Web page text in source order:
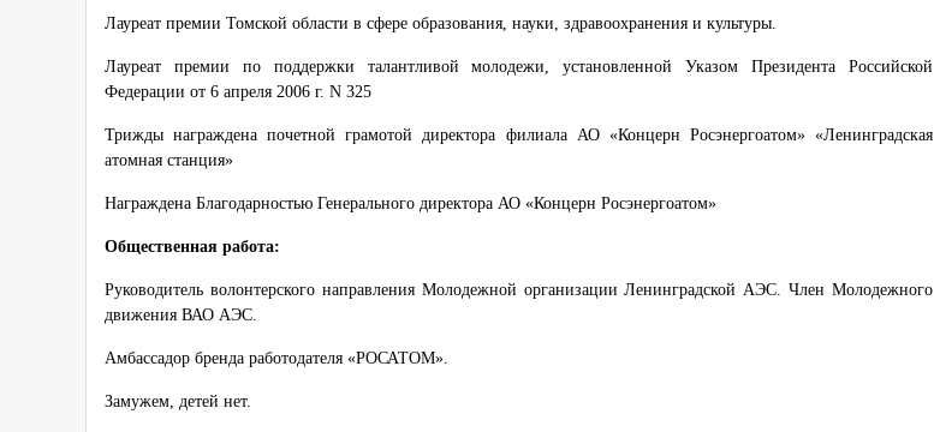
Лауреат премии Томской области в сфере образования, науки, здравоохранения и культуры.
Лауреат премии по поддержки талантливой молодежи, установленной Указом Президента Российской
Федерации от 6 апреля 2006 г. N 325
Трижды награждена почетной грамотой директора филиала АО «Концерн Росэнергоатом» «Ленинградская
атомная станция»
Награждена Благодарностью Генерального директора АО «Концерн Росэнергоатом»
Общественная работа:
Руководитель волонтерского направления Молодежной организации Ленинградской АЭС. Член Молодежного
движения ВАО АЭС.
Амбассадор бренда работодателя «РОСАТОМ».
Замужем, детей нет.